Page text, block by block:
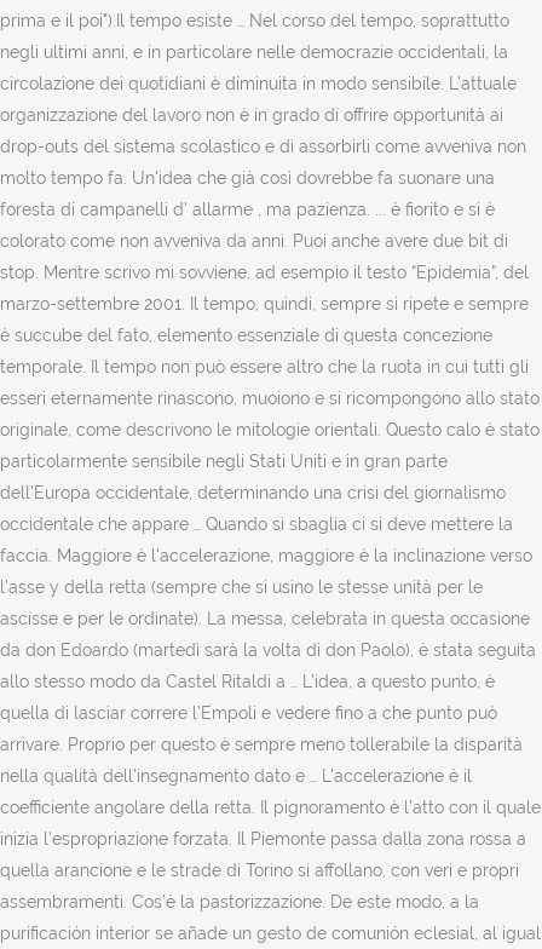
prima e il poi").Il tempo esiste … Nel corso del tempo, soprattutto
negli ultimi anni, e in particolare nelle democrazie occidentali, la
circolazione dei quotidiani è diminuita in modo sensibile. L’attuale
organizzazione del lavoro non è in grado di offrire opportunità ai
drop-outs del sistema scolastico e di assorbirli come avveniva non
molto tempo fa. Un'idea che già così dovrebbe fa suonare una
foresta di campanelli d' allarme , ma pazienza. ... è fiorito e si è
colorato come non avveniva da anni. Puoi anche avere due bit di
stop. Mentre scrivo mi sovviene, ad esempio il testo “Epidemia”, del
marzo-settembre 2001. Il tempo, quindi, sempre si ripete e sempre
è succube del fato, elemento essenziale di questa concezione
temporale. Il tempo non può essere altro che la ruota in cui tutti gli
esseri eternamente rinascono, muoiono e si ricompongono allo stato
originale, come descrivono le mitologie orientali. Questo calo è stato
particolarmente sensibile negli Stati Uniti e in gran parte
dell’Europa occidentale, determinando una crisi del giornalismo
occidentale che appare … Quando si sbaglia ci si deve mettere la
faccia. Maggiore è l'accelerazione, maggiore è la inclinazione verso
l'asse y della retta (sempre che si usino le stesse unità per le
ascisse e per le ordinate). La messa, celebrata in questa occasione
da don Edoardo (martedì sarà la volta di don Paolo), è stata seguita
allo stesso modo da Castel Ritaldi a … L’idea, a questo punto, è
quella di lasciar correre l’Empoli e vedere fino a che punto può
arrivare. Proprio per questo è sempre meno tollerabile la disparità
nella qualità dell’insegnamento dato e … L'accelerazione è il
coefficiente angolare della retta. Il pignoramento è l’atto con il quale
inizia l'espropriazione forzata. Il Piemonte passa dalla zona rossa a
quella arancione e le strade di Torino si affollano, con veri e propri
assembramenti. Cos’è la pastorizzazione. De este modo, a la
purificación interior se añade un gesto de comunión eclesial, al igual